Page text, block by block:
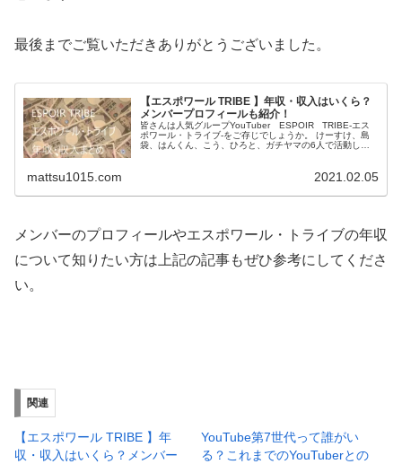
最後までご覧いただきありがとうございました。
【エスポワール TRIBE 】年収・収入はいくら？
メンバープロフィールも紹介！
皆さんは人気グループYouTuber ESPOIR TRIBE‐エス
ポワール・トライブ‐をご存じでしょうか。 けーすけ、島
袋、はんくん、こう、ひろと、ガチヤマの6人で活動して
mattsu1015.com 2021.02.05
メンバーのプロフィールやエスポワール・トライブの年収
について知りたい方は上記の記事もぜひ参考にしてくださ
い。
関連
【エスポワール TRIBE 】年
収・収入はいくら？メンバー
YouTube第7世代って誰がい
る？これまでのYouTuberとの